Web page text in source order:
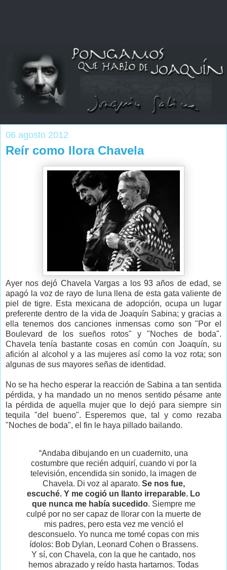
06 agosto 2012
Reír como llora Chavela
Ayer nos dejó Chavela Vargas a los 93 años de edad, se
apagó la voz de rayo de luna llena de esta gata valiente de
piel de tigre. Esta mexicana de adopción, ocupa un lugar
preferente dentro de la vida de Joaquín Sabina; y gracias a
ella tenemos dos canciones inmensas como son "Por el
Boulevard de los sueños rotos" y "Noches de boda".
Chavela tenía bastante cosas en común con Joaquín, su
afición al alcohol y a las mujeres así como la voz rota; son
algunas de sus mayores señas de identidad.
No se ha hecho esperar la reacción de Sabina a tan sentida
pérdida, y ha mandado un no menos sentido pésame ante
la pérdida de aquella mujer que lo dejó para siempre sin
tequila "del bueno". Esperemos que, tal y como rezaba
"Noches de boda", el fin le haya pillado bailando.
“Andaba dibujando en un cuadernito, una
costumbre que recién adquirí, cuando vi por la
televisión, encendida sin sonido, la imagen de
Chavela. Di voz al aparato. Se nos fue,
escuché. Y me cogió un llanto irreparable. Lo
que nunca me había sucedido. Siempre me
culpé por no ser capaz de llorar con la muerte de
mis padres, pero esta vez me venció el
desconsuelo. Yo nunca me tomé copas con mis
ídolos: Bob Dylan, Leonard Cohen o Brassens.
Y sí, con Chavela, con la que he cantado, nos
hemos abrazado y reído hasta hartarnos. Todas